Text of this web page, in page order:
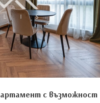
с възможност